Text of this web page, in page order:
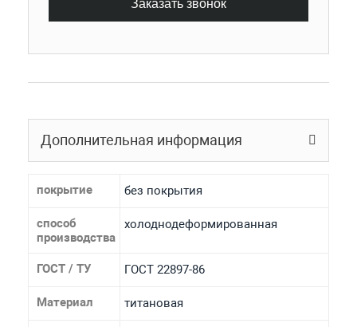
Заказать звонок
Дополнительная информация
покрытие без покрытия
способ
производства
холоднодеформированная
ГОСТ / ТУ ГОСТ 22897-86
Материал титановая